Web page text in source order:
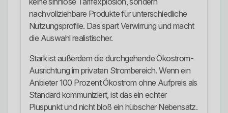
nachvollziehbare Produkte für unterschiedliche
Nutzungsprofile. Das spart Verwirrung und macht
die Auswahl realistischer.
Stark ist außerdem die durchgehende Ökostrom-
Ausrichtung im privaten Strombereich. Wenn ein
Anbieter 100 Prozent Ökostrom ohne Aufpreis als
Standard kommuniziert, ist das ein echter
Pluspunkt und nicht bloß ein hübscher Nebensatz.